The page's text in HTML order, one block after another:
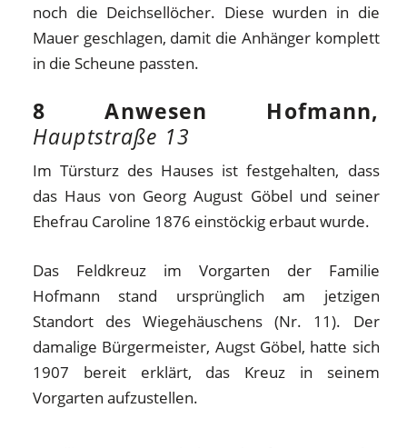
noch die Deichsellöcher. Diese wurden in die
Mauer geschlagen, damit die Anhänger komplett
in die Scheune passten.
8 Anwesen Hofmann,
Hauptstraße 13
Im Türsturz des Hauses ist festgehalten, dass
das Haus von Georg August Göbel und seiner
Ehefrau Caroline 1876 einstöckig erbaut wurde.
Das Feldkreuz im Vorgarten der Familie
Hofmann stand ursprünglich am jetzigen
Standort des Wiegehäuschens (Nr. 11). Der
damalige Bürgermeister, Augst Göbel, hatte sich
1907 bereit erklärt, das Kreuz in seinem
Vorgarten aufzustellen.